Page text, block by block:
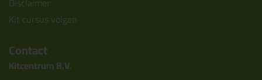
Kit cursus volgen
Contact
Kitcentrum B.V.